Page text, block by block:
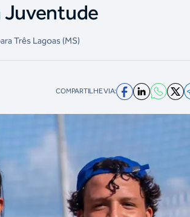
Juventude
Três Lagoas (MS)
COMPARTILHE VIA: